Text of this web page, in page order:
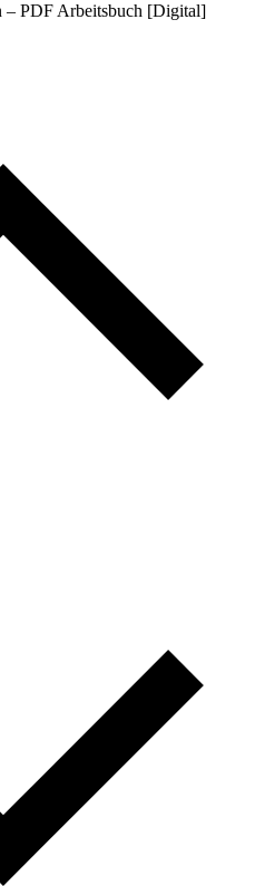
– PDF Arbeitsbuch [Digital]